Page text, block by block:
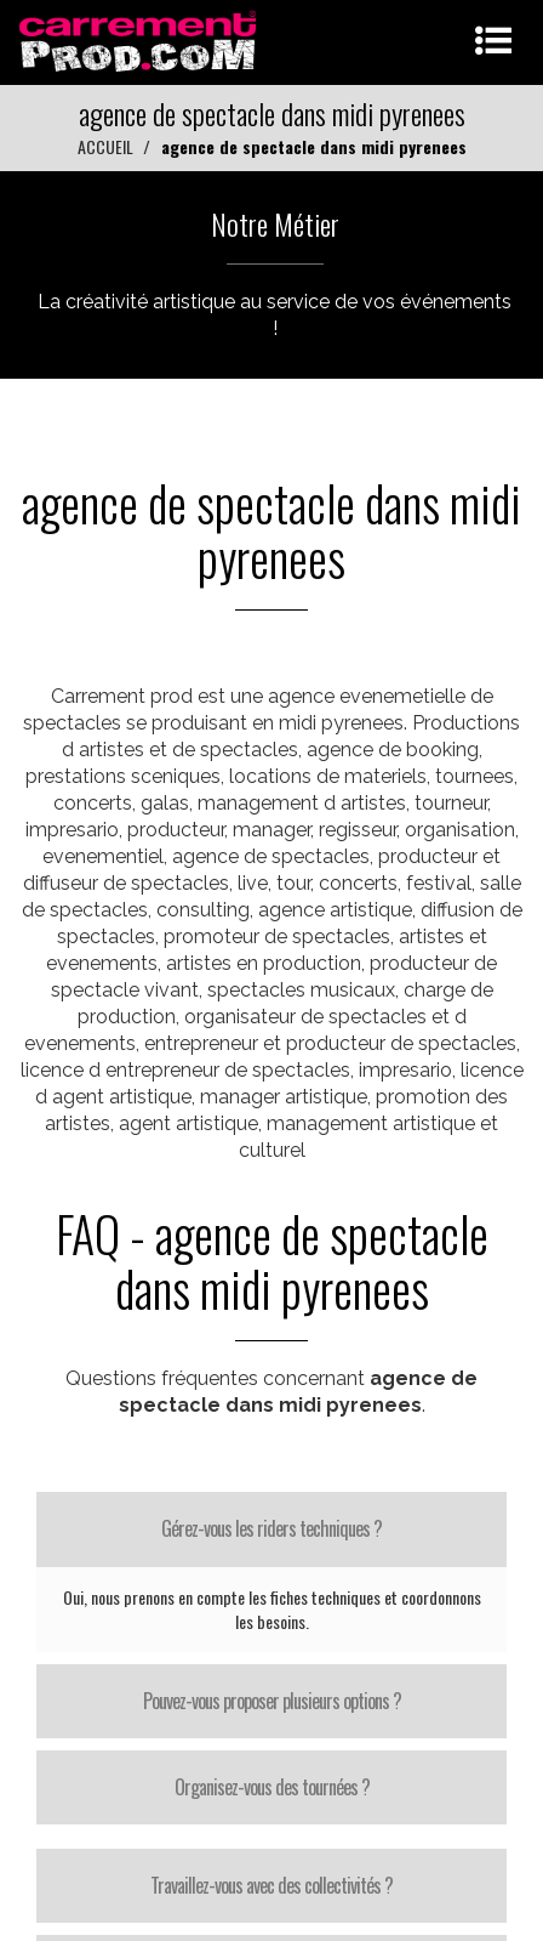
agence de spectacle dans midi pyrenees
ACCUEIL agence de spectacle dans midi pyrenees
Notre Métier
La créativité artistique au service de vos événements
!
agence de spectacle dans midi
pyrenees
Carrement prod est une agence evenemetielle de
spectacles se produisant en midi pyrenees. Productions
d artistes et de spectacles, agence de booking,
prestations sceniques, locations de materiels, tournees,
concerts, galas, management d artistes, tourneur,
impresario, producteur, manager, regisseur, organisation,
evenementiel, agence de spectacles, producteur et
diffuseur de spectacles, live, tour, concerts, festival, salle
de spectacles, consulting, agence artistique, diffusion de
spectacles, promoteur de spectacles, artistes et
evenements, artistes en production, producteur de
spectacle vivant, spectacles musicaux, charge de
production, organisateur de spectacles et d
evenements, entrepreneur et producteur de spectacles,
licence d entrepreneur de spectacles, impresario, licence
d agent artistique, manager artistique, promotion des
artistes, agent artistique, management artistique et
culturel
FAQ - agence de spectacle
dans midi pyrenees
Questions fréquentes concernant agence de
spectacle dans midi pyrenees.
Gérez-vous les riders techniques ?
Oui, nous prenons en compte les fiches techniques et coordonnons
les besoins.
Pouvez-vous proposer plusieurs options ?
Organisez-vous des tournées ?
Travaillez-vous avec des collectivités ?